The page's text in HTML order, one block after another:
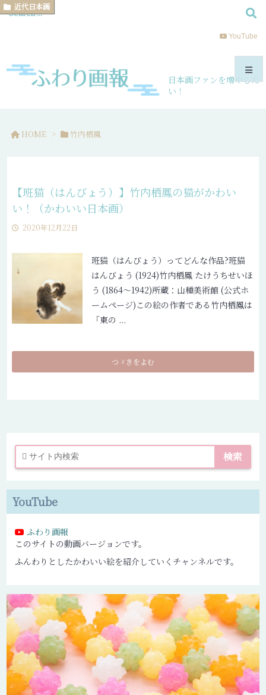
日本画ファンを増やした
い！
YouTube
HOME > 竹内栖鳳
【班猫（はんびょう）】竹内栖鳳の猫がかわい
い！（かわいい日本画）
2020年12月22日
近代日本画
班猫（はんびょう）ってどんな作品?班猫
はんびょう (1924)竹内栖鳳 たけうちせいほ
う (1864〜1942)所蔵：山種美術館 (公式ホ
ームページ) この絵の作者である竹内栖鳳は
「東の ...
つゞきをよむ
YouTube
ふわり画報
このサイトの動画バージョンです。
ふんわりとしたかわいい絵を紹介していくチャンネルです。